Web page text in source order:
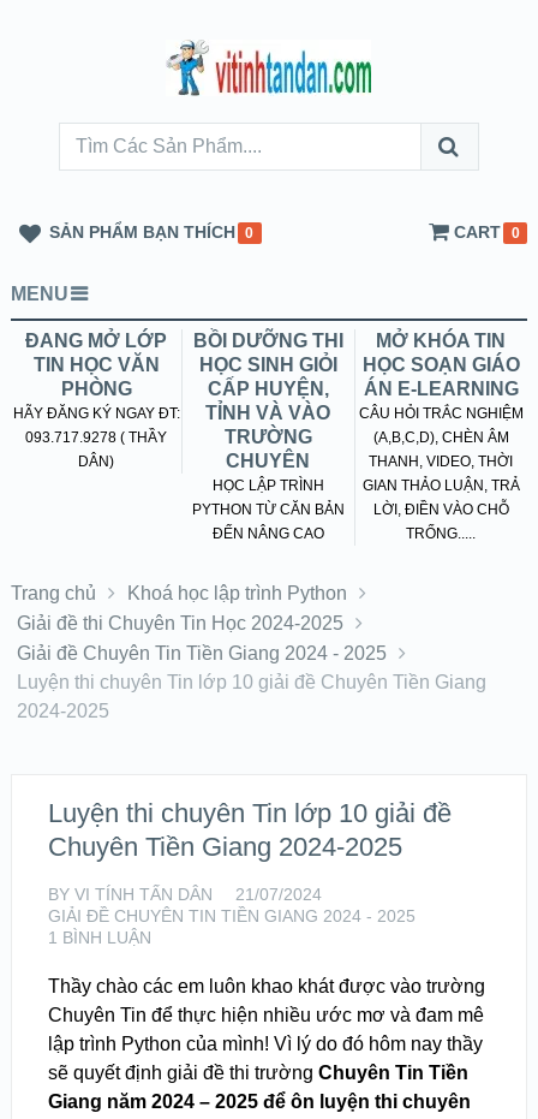
SẢN PHẨM BẠN THÍCH 0 CART 0
MENU
ĐANG MỞ LỚP
TIN HỌC VĂN
PHÒNG
HÃY ĐĂNG KÝ NGAY ĐT:
093.717.9278 ( THẦY
DÂN)
BỒI DƯỠNG THI
HỌC SINH GIỎI
CẤP HUYỆN,
TỈNH VÀ VÀO
TRƯỜNG
CHUYÊN
HỌC LẬP TRÌNH
PYTHON TỪ CĂN BẢN
ĐẾN NÂNG CAO
MỞ KHÓA TIN
HỌC SOẠN GIÁO
ÁN E-LEARNING
CÂU HỎI TRẮC NGHIỆM
(A,B,C,D), CHÈN ÂM
THANH, VIDEO, THỜI
GIAN THẢO LUẬN, TRẢ
LỜI, ĐIỀN VÀO CHỖ
TRỐNG.....
Trang chủ
Khoá học lập trình Python
Giải đề thi Chuyên Tin Học 2024-2025
Giải đề Chuyên Tin Tiền Giang 2024 - 2025
Luyện thi chuyên Tin lớp 10 giải đề Chuyên Tiền Giang
2024-2025
Luyện thi chuyên Tin lớp 10 giải đề
Chuyên Tiền Giang 2024-2025
BY VI TÍNH TẤN DÂN
21/07/2024
GIẢI ĐỀ CHUYÊN TIN TIỀN GIANG 2024 - 2025
1 BÌNH LUẬN
Thầy chào các em luôn khao khát được vào trường
Chuyên Tin để thực hiện nhiều ước mơ và đam mê
lập trình Python của mình! Vì lý do đó hôm nay thầy
sẽ quyết định giải đề thi trường Chuyên Tin Tiền
Giang năm 2024 – 2025 để ôn luyện thi chuyên